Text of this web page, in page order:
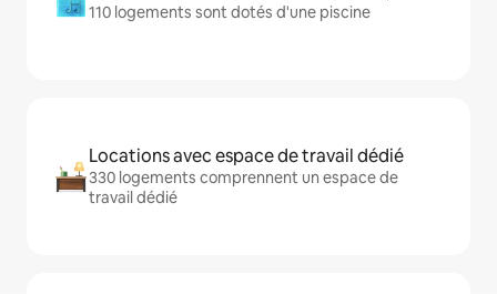
110 logements sont dotés d'une piscine
Locations avec espace de travail dédié
330 logements comprennent un espace de
travail dédié